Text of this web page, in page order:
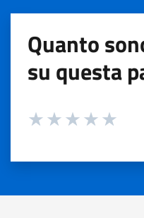
Quanto
su questa
Valuta da 1 a 5 stelle la pagina